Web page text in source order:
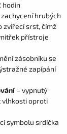
hodin
hrubých
zvířecí srst, čímž
přístroje
zásobníku se
zapípání
– vypnutý
vlhkosti oproti
symbolu srdíčka